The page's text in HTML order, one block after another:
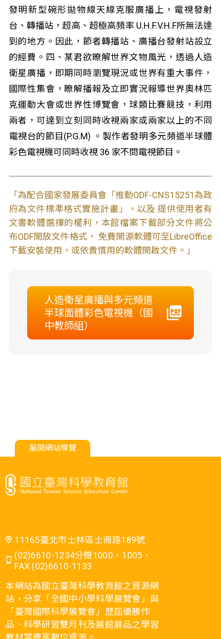
發明新型碗形拋物線天線克服廣播上，電視發射
台、轉播站，超高、超極高頻率 U.H.F.V.H.F所無法達
到的地方。因此，節者轉播站、廣播台發射站設立
的經費。四、某君欲暸解世界文物風光，透過人造
衛星廣播，即期同時瀏覽現況或世界有重大事件，
國際性集會，瞭解播報及立即實況報導世界奧林匹
克運動大會或世界性博覽會，球類比賽競技，利用
兩者，可達到立刻同時收視兩家或兩家以上的不同
電視台的節目(P.G.M) 。製作者發明多元頻道半球體
彩色電視機可同時收視 36 家不問電視節目。
「為配合國家發展委員會「推動ODF-CNS15251為政
府為文件標準格式實施計畫」，以及 提供使用者有
文書軟體選擇的權利，本館檔案下載部分文件將公
布ODF開放文件格式， 免費開源軟體可至LibreOffice
下載安裝使用，或依貴慣用的軟體開啟文件。」
人造衛星廣播與多元頻道
半球面體彩色電視機（國
中教師組）
展開網站導覽
11165臺北市士林區士商路189號
(02)6610-1234分機1000、1005．
FAX (02)6610-1133
本網站為國立臺灣科學教育館之資源網
站，分享「全國中小學科學展覽會」與
「臺灣國際科學展覽會」歷屆優勝作
品、科學研習雙月刊及展館展品之學習